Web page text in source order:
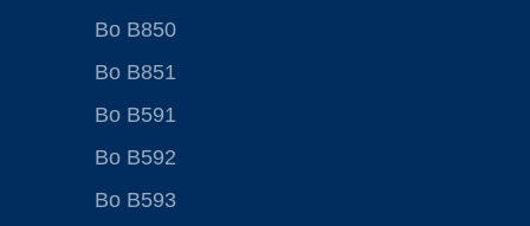
Bo B850
Bo B851
Bo B591
Bo B592
Bo B593